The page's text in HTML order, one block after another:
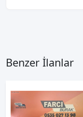
Benzer İlanlar